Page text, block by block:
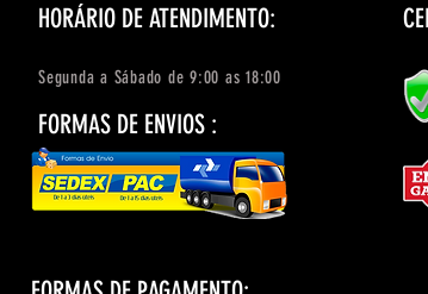
FORMAS DE ENVIOS :
HORÁRIO DE ATENDIMENTO:
Segunda a Sábado de 9:00 as 18:00